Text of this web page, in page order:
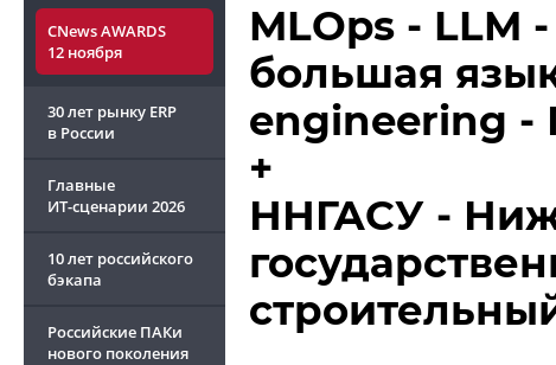
CNews AWARDS
12 ноября
30 лет рынку ERP
в России
Главные
ИТ-сценарии 2026
10 лет российского
бэкапа
Российские ПАКи
нового поколения
MLOps - LLM
большая
engineering
+
ННГАСУ -